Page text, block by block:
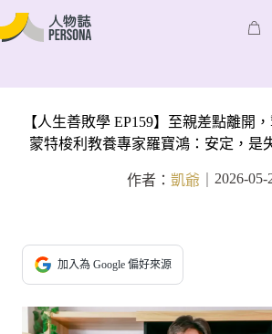
【人生善敗學 EP159】至親差點離
蒙特梭利教養專家羅寶鴻：安定，是
作者： 凱爺 2026-05-
加入為 Google 偏好來源